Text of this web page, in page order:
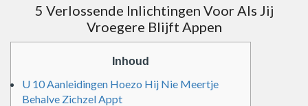
5 Verlossende Inlichtingen Voor Als Jij
Vroegere Blijft Appen
Inhoud
U 10 Aanleidingen Hoezo Hij Nie Meertje
Behalve Zichzel Appt